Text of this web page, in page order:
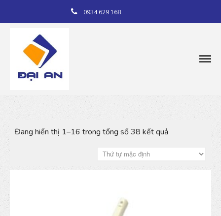
Giới thiệu
0934 629 168
Đang hiển thị 1–16 trong tổng số 38 kết quả